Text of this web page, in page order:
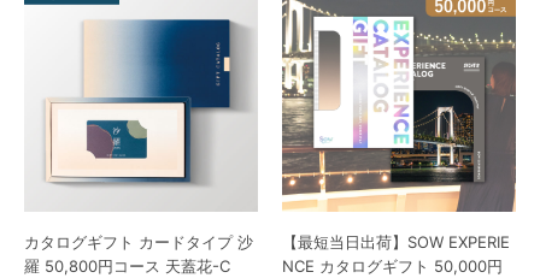
カタログギフト カードタイプ 沙
羅 50,800円コース 天蓋花-C
【最短当日出荷】SOW EXPERIE
NCE カタログギフト 50,000円